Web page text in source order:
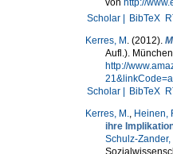
von http://
Scholar |
BibTeX
Kerres, M . (2012).
Aufl.).
http://
Scholar |
BibTeX
Kerres, M., Heinen,
ihre
Schulz-Zander,